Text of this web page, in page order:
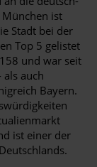
ist
Stadt bei der
Top 5 gelistet
und war seit
auch
Bayern.
ist einer der